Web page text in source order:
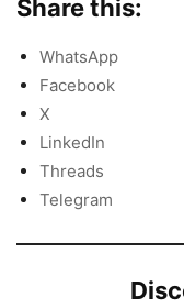
Share this:
WhatsApp
Facebook
X
LinkedIn
Threads
Telegram